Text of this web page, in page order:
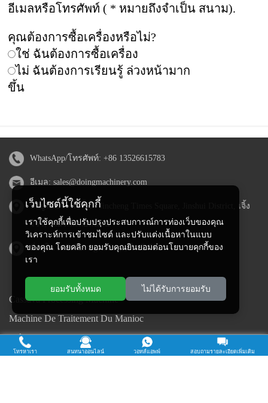
อีเมลหรือโทรศัพท์ ( * หมายถึงจำเป็น สนาม).
คุณต้องการซื้อเครื่องหรือไม่?
ใช่ ฉันต้องการซื้อเครื่อง
ไม่ ฉันต้องการเรียนรู้ ล่วงหน้ามาก
ขึ้น
WhatsApp/โทรศัพท์: +86 13526615783
อีเมล: sales@doingmachinery.com
ที่อยู่ในประเทศจีน: Jincheng Times Square, Jinshui District, เจิ้ง
โจว, มณฑลเหอหนาน
ที่อยู่ในไนจีเรีย: Ogun State, ไนจีเรีย
Cassava Processing Machine
Machine De Traitement Du Manioc
Máquina de procesamiento de yuca
Máy chế biến sắn
เว็บไซต์นี้ใช้คุกกี้
เราใช้คุกกี้เพื่อปรับปรุงประสบการณ์การท่องเว็บของคุณ
วิเคราะห์การเข้าชมไซต์ และปรับแต่งเนื้อหาในแบบ
ของคุณ โดยคลิก ยอมรับคุณยินยอมต่อนโยบายคุกกี้ของ
เรา
ยอมรับทั้งหมด ไม่ได้รับการยอมรับ
โทรหาเรา สนทนาออนไลน์ วอทส์แอพพ์ สอบถามรายละเอียดเพิ่มเติม